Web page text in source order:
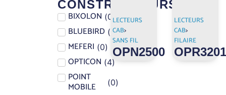
CONSTRUCTEURS
BIXOLON (0 )
BLUEBIRD ( 0)
MEFERI (0)
OPTICON (4)
POINT
MOBILE (0)
LECTEURS
CAB>
SANS FIL
OPN2500
LECTEURS
CAB>
FILAIRE